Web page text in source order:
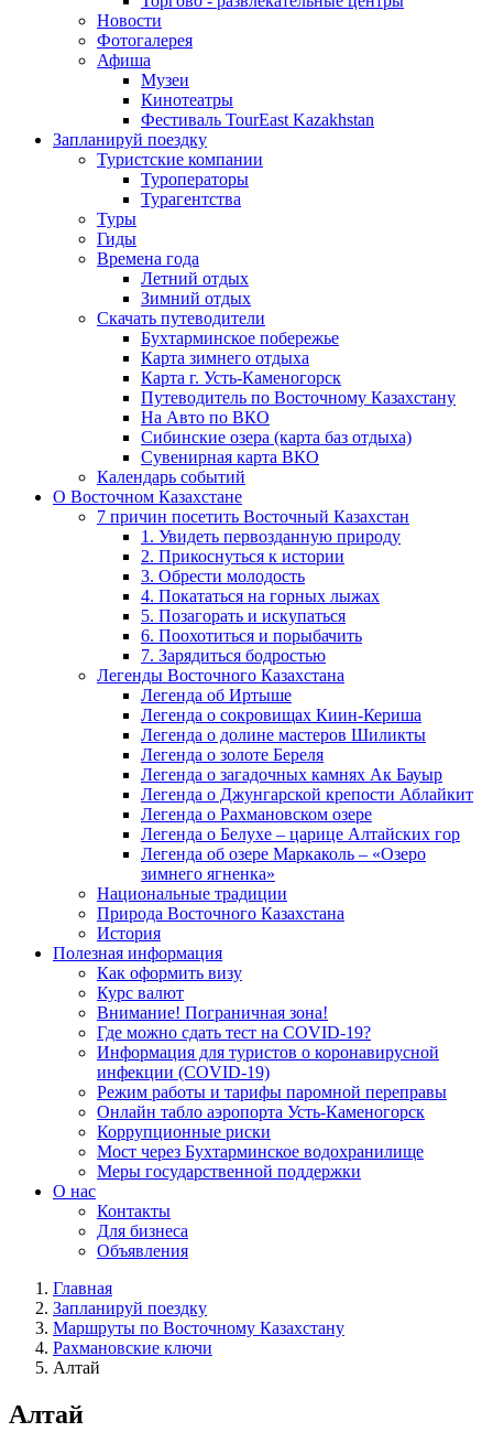
Новости
Фотогалерея
Афиша
Музеи
Кинотеатры
Фестиваль TourEast Kazakhstan
Запланируй поездку
Туристские компании
Туроператоры
Турагентства
Туры
Гиды
Времена года
Летний отдых
Зимний отдых
Скачать путеводители
Бухтарминское побережье
Карта зимнего отдыха
Карта г. Усть-Каменогорск
Путеводитель по Восточному Казахстану
На Авто по ВКО
Сибинские озера (карта баз отдыха)
Сувенирная карта ВКО
Календарь событий
О Восточном Казахстане
7 причин посетить Восточный Казахстан
1. Увидеть первозданную природу
2. Прикоснуться к истории
3. Обрести молодость
4. Покататься на горных лыжах
5. Позагорать и искупаться
6. Поохотиться и порыбачить
7. Зарядиться бодростью
Легенды Восточного Казахстана
Легенда об Иртыше
Легенда о сокровищах Киин-Кериша
Легенда о долине мастеров Шиликты
Легенда о золоте Береля
Легенда о загадочных камнях Ак Бауыр
Легенда о Джунгарской крепости Аблайкит
Легенда о Рахмановском озере
Легенда о Белухе – царице Алтайских гор
Легенда об озере Маркаколь – «Озеро
зимнего ягненка»
Национальные традиции
Природа Восточного Казахстана
История
Полезная информация
Как оформить визу
Курс валют
Внимание! Пограничная зона!
Где можно сдать тест на COVID-19?
Информация для туристов о коронавирусной
инфекции (COVID-19)
Режим работы и тарифы паромной переправы
Онлайн табло аэропорта Усть-Каменогорск
Коррупционные риски
Мост через Бухтарминское водохранилище
Меры государственной поддержки
О нас
Контакты
Для бизнеса
Объявления
Главная
Запланируй поездку
Маршруты по Восточному Казахстану
Рахмановские ключи
Алтай
Алтай